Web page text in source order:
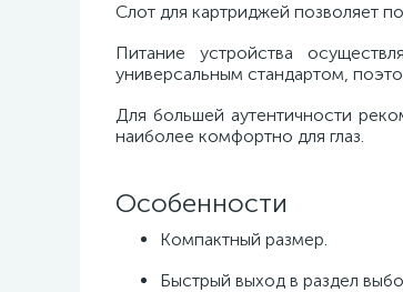
Слот для картриджей позволяет
Питание устройства
универсальным стандартом,
Для большей аутентичности
наиболее комфортно для глаз.
Особенности
Компактный размер.
Быстрый выход в раздел